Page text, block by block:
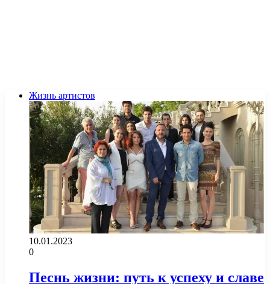
Жизнь артистов
10.01.2023
0
Песнь жизни: путь к успеху и славе